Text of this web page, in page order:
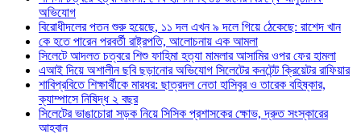
অভিযোগ
বিরোধীদলের পতন শুরু হয়েছে, ১১ দল এখন ৯ দলে গিয়ে ঠেকেছে: রাশেদ খান
কে হতে পারেন পরবর্তী রাষ্ট্রপতি, আলোচনায় এক আমলা
সিলেটে আদলত চত্বরে শিশু ফাহিমা হত্যা মামলার আসামির ওপর ফের হামলা
এআই দিয়ে অশালীন ছবি ছড়ানোর অভিযোগ সিলেটের কনটেন্ট ক্রিয়েটর রাফিয়ার
শাবিপ্রবিতে শিক্ষার্থীকে মারধর: ছাত্রদল নেতা হাসিবুর ও তারেক বহিষ্কার,
ক্যাম্পাসে নিষিদ্ধ ২ বছর
সিলেটের ভাঙাচোরা সড়ক নিয়ে সিসিক প্রশাসকের ক্ষোভ, দ্রুত সংস্কারের
আহ্বান